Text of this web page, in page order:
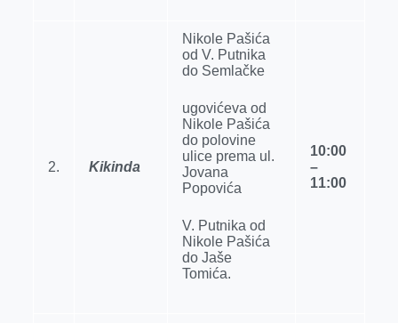
2. Kikinda
Nikole Pašića
od V. Putnika
do Semlačke
ugovićeva od
Nikole Pašića
do polovine
ulice prema ul.
Jovana
Popovića
V. Putnika od
Nikole Pašića
do Jaše
Tomića.
10:00
–
11:00